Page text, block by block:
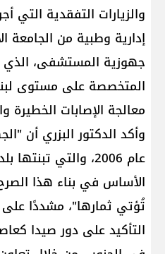
والزيارات التفقدية
إدارية وطبية من الجامعة
جهوزية المستشفى، الذي
المتخصصة على مستوى
معالجة الإصابات الخطيرة
وأكد الدكتور البزري أن
عام 2006، والتي
الأساس في بناء هذا
تُؤتي ثمارها"، مشددًا على
التأكيد على دور صيدا